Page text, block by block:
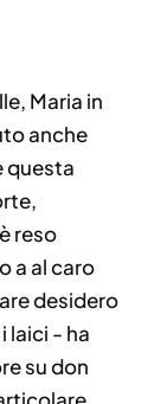
Maria in
anche
questa
reso
a al caro
desidero
laici - ha
su don